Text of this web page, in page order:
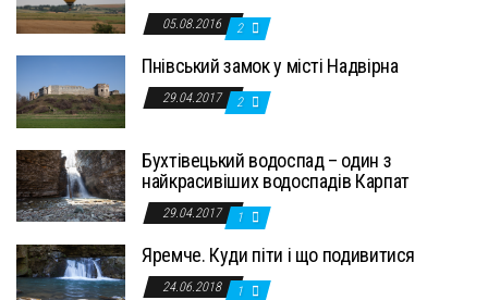
05.08.2016 2
Пнівський замок у місті Надвірна
29.04.2017 2
Бухтівецький водоспад – один з
найкрасивіших водоспадів Карпат
29.04.2017 1
Яремче. Куди піти і що подивитися
24.06.2018 1